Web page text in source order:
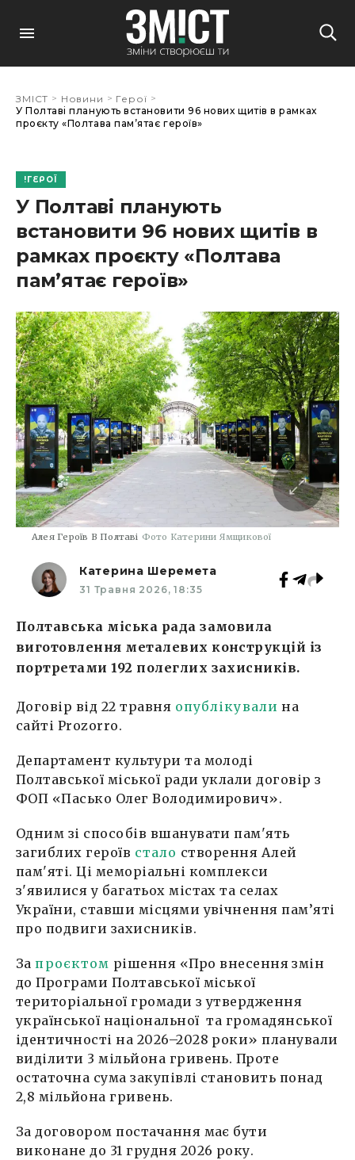
ЗМІСТ > Новини > Герої >
У Полтаві планують встановити 96 нових щитів в рамках
проєкту «Полтава пам’ятає героїв»
ГЕРОЇ
У Полтаві планують
встановити 96 нових щитів в
рамках проєкту «Полтава
пам’ятає героїв»
Алея Героїв В Полтаві Фото Катерини Ямщикової
Катерина Шеремета
31 Травня 2026, 18:35
Полтавська міська рада замовила
виготовлення металевих конструкцій із
портретами 192 полеглих захисників.
Договір від 22 травня опублікували на
сайті Prozorro.
Департамент культури та молоді
Полтавської міської ради уклали договір з
ФОП «Пасько Олег Володимирович».
Одним зі способів вшанувати пам'ять
загиблих героїв стало створення Алей
пам'яті. Ці меморіальні комплекси
з'явилися у багатьох містах та селах
України, ставши місцями увічнення пам’яті
про подвиги захисників.
Запроєктом рішення «Про внесення змін
до Програми Полтавської міської
територіальної громади з утвердження
української національної та громадянської
ідентичності на 2026–2028 роки» планували
виділити 3 мільйона гривень. Проте
остаточна сума закупівлі становить понад
2,8 мільйона гривень.
За договором постачання має бути
виконане до 31 грудня 2026 року.